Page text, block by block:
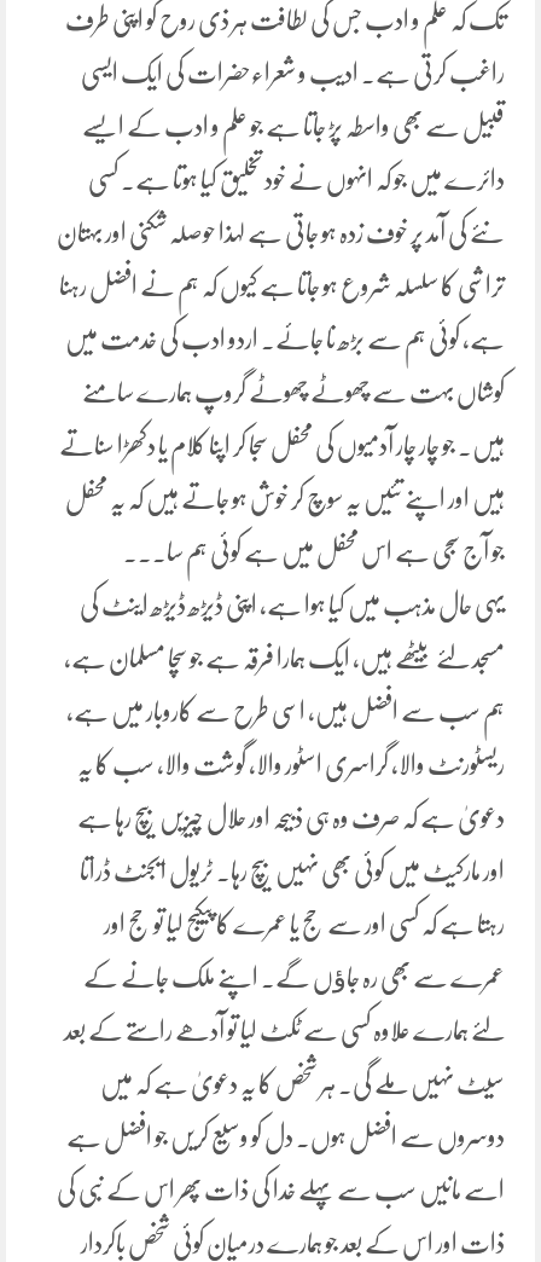
تک کہ علم و ادب جس کی لطافت ہر ذی روح کو اپنی طرف
راغب کرتی ہے۔ ادیب و شعراءحضرات کی ایک ایسی
قبیل سے بھی واسطہ پڑ جاتا ہے جو علم و ادب کے ایسے
دائرے میں جو کہ انہوں نے خود تخلیق کیا ہوتا ہے۔ کسی
نئے کی آمد پر خوف زدہ ہو جاتی ہے لہذا حوصلہ شکنی اور بہتان
تراشی کا سلسلہ شروع ہو جاتا ہے کیوں کہ ہم نے افضل رہنا
ہے، کوئی ہم سے بڑھ نا جائے۔ اردو ادب کی خدمت میں
کوشاں بہت سے چھوٹے چھوٹے گروپ ہمارے سامنے
ہیں۔ جو چار چار آدمیوں کی محفل سجا کر اپنا کلام یا دکھڑا سناتے
ہیں اور اپنے تئیں یہ سوچ کر خوش ہو جاتے ہیں کہ یہ محفل
جو آج سجی ہے اس محفل میں ہے کوئی ہم سا۔۔۔
یہی حال مذہب میں کیا ہوا ہے، اپنی ڈیڑھ ڈیڑھ اینٹ کی
مسجد لئے بیٹھے ہیں، ایک ہمارا فرقہ ہے جو سچا مسلمان ہے،
ہم سب سے افضل ہیں، اسی طرح سے کاروبار میں ہے،
ریسٹورنٹ والا، گراسری اسٹور والا، گوشت والا، سب کا یہ
دعویٰ ہے کہ صرف وہ ہی ذبیحہ اور حلال چیزیں بیچ رہا ہے
اور مارکیٹ میں کوئی بھی نہیں بیچ رہا۔ ٹریول ایجنٹ ڈراتا
رہتا ہے کہ کسی اور سے حج یا عمرے کا پیکیج لیا تو حج اور
عمرے سے بھی رہ جاﺅں گے۔ اپنے ملک جانے کے
لئے ہمارے علاوہ کسی سے ٹکٹ لیا تو آدھے راستے کے بعد
سیٹ نہیں ملے گی۔ ہر شخص کا یہ دعویٰ ہے کہ میں
دوسروں سے افضل ہوں۔ دل کو وسیع کریں جو افضل ہے
اسے مانیں سب سے پہلے خدا کی ذات پھر اس کے نبی کی
ذات اور اس کے بعد جو ہمارے درمیان کوئی شخص باکردار